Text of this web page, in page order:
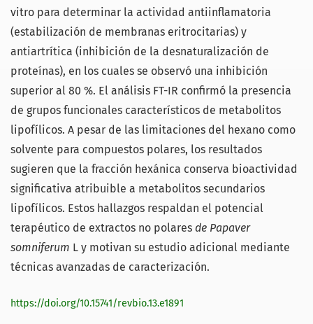
vitro para determinar la actividad antiinflamatoria
(estabilización de membranas eritrocitarias) y
antiartrítica (inhibición de la desnaturalización de
proteínas), en los cuales se observó una inhibición
superior al 80 %. El análisis FT-IR confirmó la presencia
de grupos funcionales característicos de metabolitos
lipofílicos. A pesar de las limitaciones del hexano como
solvente para compuestos polares, los resultados
sugieren que la fracción hexánica conserva bioactividad
significativa atribuible a metabolitos secundarios
lipofílicos. Estos hallazgos respaldan el potencial
terapéutico de extractos no polares de Papaver
somniferum L y motivan su estudio adicional mediante
técnicas avanzadas de caracterización.
https://doi.org/10.15741/revbio.13.e1891